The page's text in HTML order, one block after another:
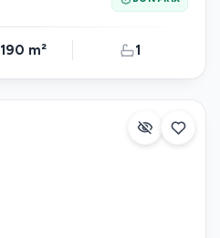
190 m² 1